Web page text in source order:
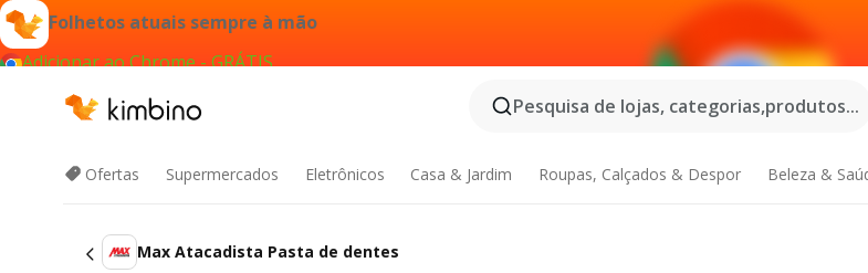
Folhetos atuais sempre à mão
Adicionar ao Chrome - GRÁTIS
Pesquisa de lojas, categorias,produtos...
Ofertas Supermercados Eletrônicos Casa & Jardim Roupas, Calçados & Despor Beleza &
Max Atacadista Pasta de dentes